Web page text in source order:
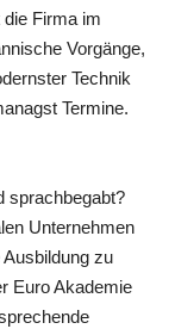
Firma im
Vorgänge,
Technik
Termine.
sprachbegabt?
Unternehmen
zu
Euro Akademie